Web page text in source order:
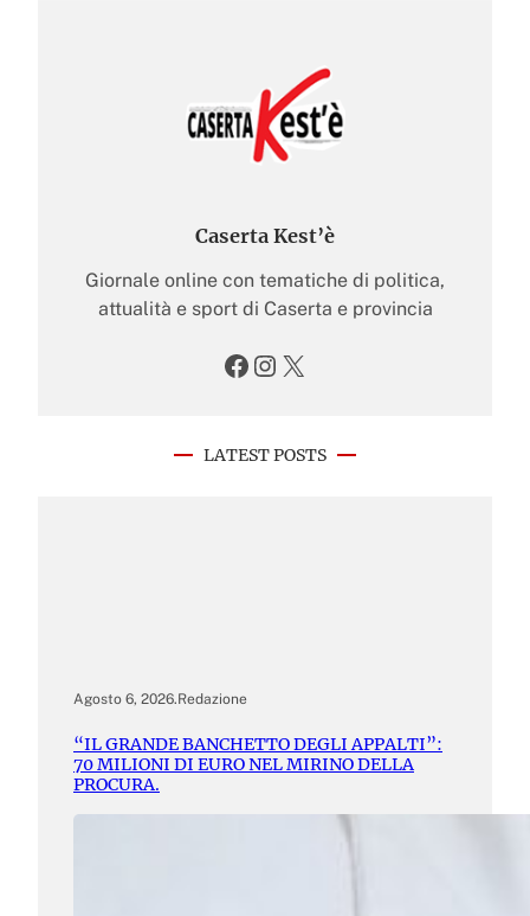
Caserta Kest’è
Giornale online con tematiche di politica,
attualità e sport di Caserta e provincia
Facebook Instagram X
LATEST POSTS
Agosto 6, 2026.Redazione
“IL GRANDE BANCHETTO DEGLI APPALTI”:
70 MILIONI DI EURO NEL MIRINO DELLA
PROCURA.